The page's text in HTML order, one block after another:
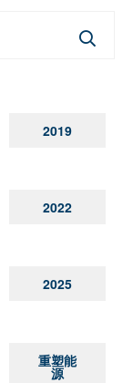
2019
2022
2025
重塑能
源